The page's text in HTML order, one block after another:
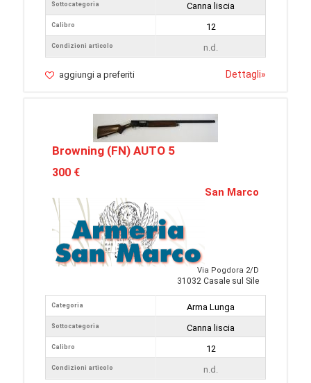
Sottocategoria
Calibro
Condizioni articolo
Canna liscia
12
n.d.
aggiungi a preferiti Dettagli»
Browning (FN) AUTO 5
300 €
San Marco
Via Pogdora 2/D
31032 Casale sul Sile
Categoria
Sottocategoria
Calibro
Condizioni articolo
Arma Lunga
Canna liscia
12
n.d.